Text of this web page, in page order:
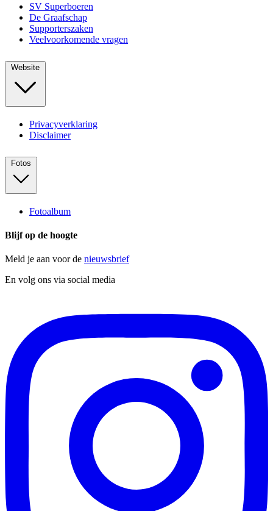
SV Superboeren
De Graafschap
Supporterszaken
Veelvoorkomende vragen
Website
Privacyverklaring
Disclaimer
Fotos
Fotoalbum
Blijf op de hoogte
Meld je aan voor de nieuwsbrief
En volg ons via social media